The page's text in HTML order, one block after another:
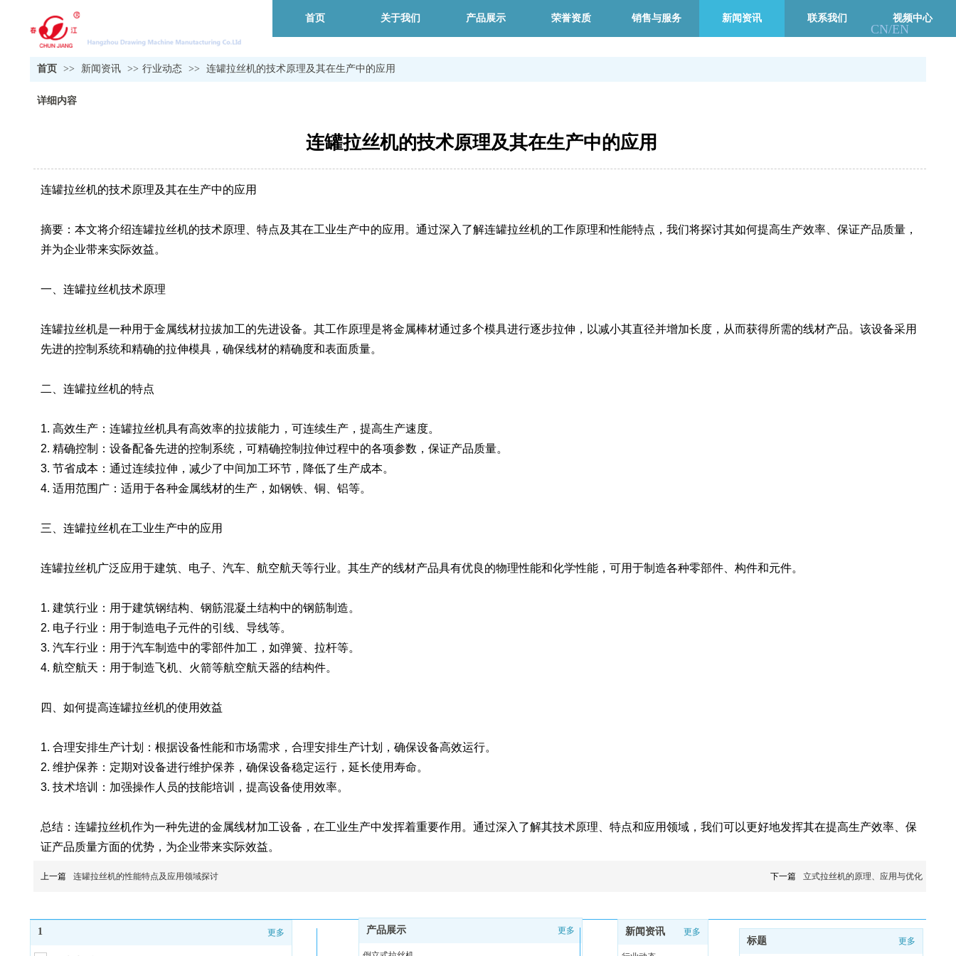
CN/EN
首页 关于我们 产品展示 荣誉资质 销售与服务 新闻资讯 联系我们 视频中心
首页 >> 新闻资讯 >> 行业动态 >> 连罐拉丝机的技术原理及其在生产中的应用
详细内容
连罐拉丝机的技术原理及其在生产中的应用
连罐拉丝机的技术原理及其在生产中的应用
摘要：本文将介绍连罐拉丝机的技术原理、特点及其在工业生产中的应用。通过深入了解连罐拉丝机的工作原理和性能特点，我们将探讨其如何提高生产效率、保证产品质量，
并为企业带来实际效益。
一、连罐拉丝机技术原理
连罐拉丝机是一种用于金属线材拉拔加工的先进设备。其工作原理是将金属棒材通过多个模具进行逐步拉伸，以减小其直径并增加长度，从而获得所需的线材产品。该设备采用
先进的控制系统和精确的拉伸模具，确保线材的精确度和表面质量。
二、连罐拉丝机的特点
1. 高效生产：连罐拉丝机具有高效率的拉拔能力，可连续生产，提高生产速度。
2. 精确控制：设备配备先进的控制系统，可精确控制拉伸过程中的各项参数，保证产品质量。
3. 节省成本：通过连续拉伸，减少了中间加工环节，降低了生产成本。
4. 适用范围广：适用于各种金属线材的生产，如钢铁、铜、铝等。
三、连罐拉丝机在工业生产中的应用
连罐拉丝机广泛应用于建筑、电子、汽车、航空航天等行业。其生产的线材产品具有优良的物理性能和化学性能，可用于制造各种零部件、构件和元件。
1. 建筑行业：用于建筑钢结构、钢筋混凝土结构中的钢筋制造。
2. 电子行业：用于制造电子元件的引线、导线等。
3. 汽车行业：用于汽车制造中的零部件加工，如弹簧、拉杆等。
4. 航空航天：用于制造飞机、火箭等航空航天器的结构件。
四、如何提高连罐拉丝机的使用效益
1. 合理安排生产计划：根据设备性能和市场需求，合理安排生产计划，确保设备高效运行。
2. 维护保养：定期对设备进行维护保养，确保设备稳定运行，延长使用寿命。
3. 技术培训：加强操作人员的技能培训，提高设备使用效率。
总结：连罐拉丝机作为一种先进的金属线材加工设备，在工业生产中发挥着重要作用。通过深入了解其技术原理、特点和应用领域，我们可以更好地发挥其在提高生产效率、保
证产品质量方面的优势，为企业带来实际效益。
上一篇 连罐拉丝机的性能特点及应用领域探讨 下一篇 立式拉丝机的原理、应用与优化
1 更多 产品展示 更多
标题 更多
新闻资讯 更多